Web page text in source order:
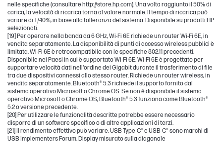
nelle specifiche (consultare http://store.hp.com). Una volta raggiunto il 50% di
carica, la velocità di ricarica torna al valore normale. Il tempo di ricarica può
variare di +/-10%, in base alla tolleranza del sistema. Disponibile su prodotti HP
selezionati.
[19] Per operare nella banda da 6 GHz, Wi-Fi 6E richiede un router Wi-Fi 6E, in
vendita separatamente. La disponibilità di punti di accesso wireless pubblici è
limitata. Wi-Fi 6E è retrocompatibile con le specifiche 802.11 precedenti.
Disponibile nei Paesi in cui è supportato Wi-Fi 6E. Wi-Fi 6E è progettato per
supportare velocità dati nell'ordine dei Gigabit durante il trasferimento di file
tra due dispositivi connessi allo stesso router. Richiede un router wireless, in
vendita separatamente. Bluetooth® 5.3 richiede il supporto fornito dal
sistema operativo Microsoft o Chrome OS. Se non è disponibile il sistema
operativo Microsoft o Chrome OS, Bluetooth® 5.3 funziona come Bluetooth®
5.2 o versione precedente.
[20] Per utilizzare le funzionalità descritte potrebbe essere necessario
disporre di un software specifico o di altre applicazioni di terzi.
[21] Il rendimento effettivo può variare. USB Type-C® e USB-C® sono marchi di
USB Implementers Forum. Display misurato sulla diagonale